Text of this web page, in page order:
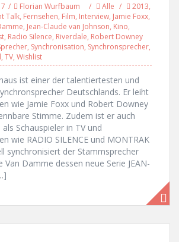
Florian Wurfbaum Alle 2013,
Talk, Fernsehen, Film, Interview, Jamie Foxx,
, Jean-Claude van Johnson, Kino,
, Radio Silence, Riverdale, Robert Downey
, Synchronisation, Synchronsprecher,
, TV, Wishlist
ist einer der talentiertesten und
Deutschlands. Er leiht
wie Jamie Foxx und Robert Downey
Stimme. Zudem ist er auch
Schauspieler in TV und
wie RADIO SILENCE und MONTRAK
synchronisiert der Stammsprecher
Van Damme dessen neue Serie JEAN-